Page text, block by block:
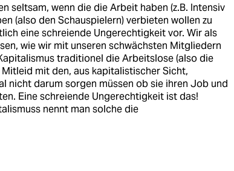
seltsam, wenn die die Arbeit haben (z.B. Intensiv
(also den Schauspielern) verbieten wollen zu
eine schreiende Ungerechtigkeit vor. Wir als
wie wir mit unseren schwächsten Mitgliedern
traditionel die Arbeitslose (also die
mit den, aus kapitalistischer Sicht,
nicht darum sorgen müssen ob sie ihren Job und
Eine schreiende Ungerechtigkeit ist das!
nennt man solche die